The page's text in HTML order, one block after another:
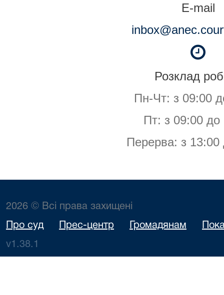
E-mail
Розклад
Пн-Чт: з 09:00
Пт: з 09:00 до
Перерва: з 13:00
2026 © Всі права захищені
Про суд Прес-центр Громадянам
v1.38.1